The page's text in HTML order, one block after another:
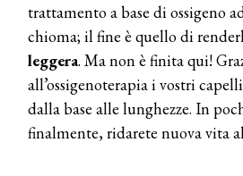
trattamento a base di ossigeno
chioma; il fine è quello di
leggera. Ma non è finita qui!
all’ossigenoterapia i vostri
dalla base alle lunghezze. In
finalmente, ridarete nuova vita